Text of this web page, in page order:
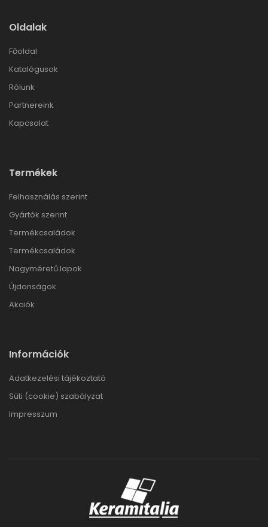
Oldalak
Főoldal
Katalógusok
Rólunk
Partnereink
Kapcsolat
Termékek
Felhasználás szerint
Gyártók szerint
Termékcsaládok
Termékcsaládok
Nagyméretű lapok
Újdonságok
Akciók
Információk
Adatkezelési tájékoztató
Süti (cookie) szabályzat
Impresszum